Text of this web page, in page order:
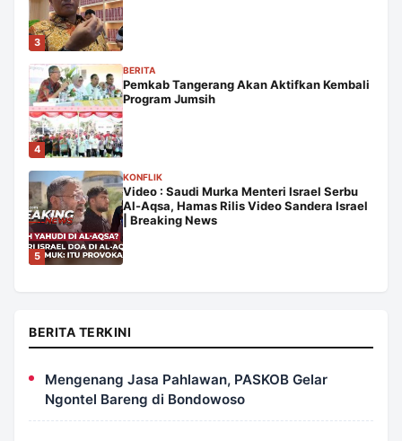
3
4
BERITA
Pemkab Tangerang Akan Aktifkan Kembali
Program Jumsih
5
KONFLIK
Video : Saudi Murka Menteri Israel Serbu
Al-Aqsa, Hamas Rilis Video Sandera Israel
| Breaking News
BERITA TERKINI
Mengenang Jasa Pahlawan, PASKOB Gelar
Ngontel Bareng di Bondowoso